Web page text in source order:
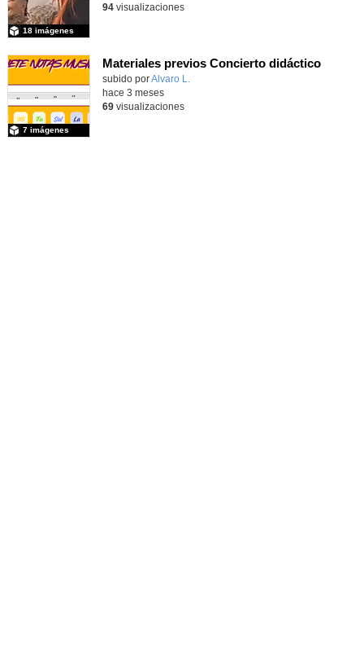
18 imágenes
94visualizaciones
Materiales previos Concierto didáctico
Contenido educativo.
subido porAlvaro L.
7 imágenes
hace 3 meses
69visualizaciones